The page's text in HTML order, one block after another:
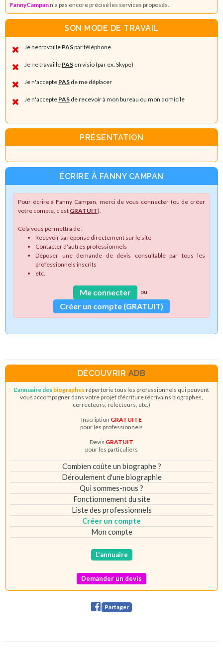
FannyCampann'a pas encore précisé les services proposés.
SON MODE DE TRAVAIL
Je ne travaille PASpar téléphone
Je ne travaille PASen visio (par ex. Skype)
Je n'accepte PASde me déplacer
Je n'accepte PASde recevoir à mon bureau ou mon domicile
PRÉSENTATION
ÉCRIRE À FANNY CAMPAN
Pour écrire à Fanny Campan, merci de vous connecter (ou de créer
votre compte, c'est GRATUIT).
Cela vous permettra de :
Recevoir sa réponse directement sur le site
Contacter d'autres professionnels
Déposer une demande de devis consultable par tous les
professionnels inscrits
etc.
Me connecter ou
Créer un compte (GRATUIT)
DÉCOUVRIR ADB
L'annuaire des biographesrépertorie tous les professionnels qui peuvent
vous accompagner dans votre projet d'écriture (écrivains biographes,
correcteurs, relecteurs, etc.)
Inscription GRATUITE
pour les professionnels
Devis GRATUIT
pour les particuliers
Combien coûte un biographe ?
Déroulement d'une biographie
Qui sommes-nous ?
Fonctionnement du site
Liste des professionnels
Créer un compte
Mon compte
L'annuaire
Demander un devis
Partager